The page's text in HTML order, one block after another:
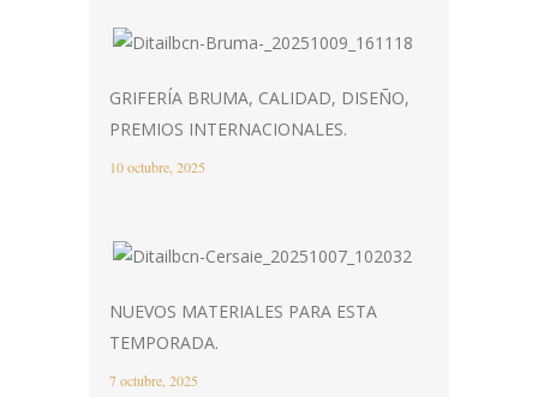
GRIFERÍA BRUMA, CALIDAD, DISEÑO,
PREMIOS INTERNACIONALES.
10 octubre, 2025
NUEVOS MATERIALES PARA ESTA
TEMPORADA.
7 octubre, 2025